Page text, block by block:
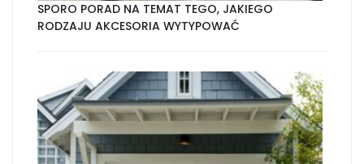
SPORO PORAD NA TEMAT TEGO, JAKIEGO
RODZAJU AKCESORIA WYTYPOWAĆ